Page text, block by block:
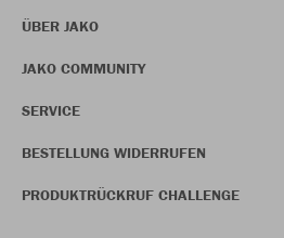
ÜBER JAKO
JAKO COMMUNITY
SERVICE
BESTELLUNG WIDERRUFEN
PRODUKTRÜCKRUF CHALLENGE